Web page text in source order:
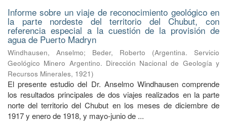
Informe sobre un viaje de reconocimiento geológico en
la parte nordeste del territorio del Chubut, con
referencia especial a la cuestión de la provisión de
agua de Puerto Madryn
Windhausen, Anselmo; Beder, Roberto (Argentina. Servicio
Geológico Minero Argentino. Dirección Nacional de Geología y
Recursos Minerales, 1921)
El presente estudio del Dr. Anselmo Windhausen comprende
los resultados principales de dos viajes realizados en la parte
norte del territorio del Chubut en los meses de diciembre de
1917 y enero de 1918, y mayo-junio de ...